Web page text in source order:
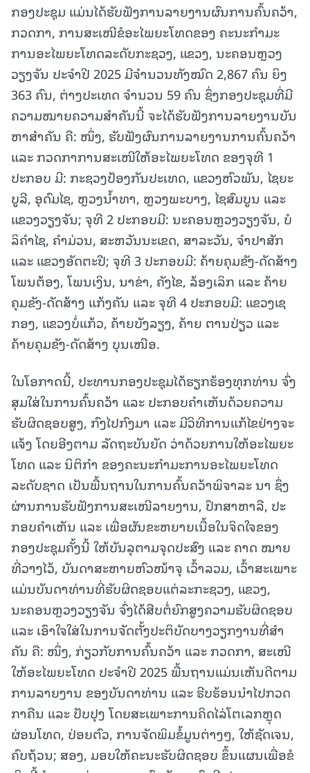
ກອງປະຊຸມ ແມ່ນໄດ້ຮັບຟັງການລາຍງານຜົນການຄົ້ນຄວ້າ,
ກວດກາ, ການສະເໜີຂໍອະໄພຍະໂທດຂອງ ຄະນະກໍາມະ
ການອະໄພຍະໂທດລະດັບກະຊວງ, ແຂວງ, ນະຄອນຫຼວງ
ວຽງຈັນ ປະຈໍາປີ 2025 ມີຈໍານວນທັງໝົດ 2,867 ຄົນ ຍິງ
363 ຄົນ, ຕ່າງປະເທດ ຈຳນວນ 59 ຄົນ ຊຶ່ງກອງປະຊຸມທີ່ມີ
ຄວາມໝາຍຄວາມສໍາຄັນນີ້ ຈະໄດ້ຮັບຟັງການລາຍງານບັນ
ຫາສໍາຄັນ ຄື: ໜຶ່ງ, ຮັບຟັງຜົນການລາຍງານການຄົ້ນຄວ້າ
ແລະ ກວດກາການສະເໜີໃຫ້ອະໄພຍະໂທດ ຂອງຈຸທີ 1
ປະກອບ ມີ: ກະຊວງປ້ອງກັນປະເທດ, ແຂວງຫົວພັນ, ໄຊຍະ
ບູລີ, ອຸດົມໄຊ, ຫຼວງນໍ້າທາ, ຫຼວງພະບາງ, ໄຊສົມບູນ ແລະ
ແຂວງວຽງຈັນ; ຈຸທີ 2 ປະກອບມີ: ນະຄອນຫຼວງວຽງຈັນ, ບໍ
ລິຄໍາໄຊ, ຄໍາມ່ວນ, ສະຫວັນນະເຂດ, ສາລະວັນ, ຈໍາປາສັກ
ແລະ ແຂວງອັດຕະປື; ຈຸທີ 3 ປະກອບມີ: ຄ້າຍຄຸມຂັງ-ດັດສ້າງ
ໂພນຕ້ອງ, ໂພນເງິນ, ນາຂ່າ, ຄັງໄຂ, ລ້ອງເລິກ ແລະ ຄ້າຍ
ຄຸມຂັງ-ດັດສ້າງ ແກ້ງຄັນ ແລະ ຈຸທີ 4 ປະກອບມີ: ແຂວງເຊ
ກອງ, ແຂວງບໍ່ແກ້ວ, ຄ້າຍບັງລຽງ, ຄ້າຍ ຕານປ່ຽວ ແລະ
ຄ້າຍຄຸມຂັງ-ດັດສ້າງ ບຸນເໜືອ.
ໃນໂອກາດນີ້, ປະທານກອງປະຊຸມໄດ້ຮຽກຮ້ອງທຸກທ່ານ ຈົ່ງ
ສຸມໃສ່ໃນການຄົ້ນຄວ້າ ແລະ ປະກອບຄໍາເຫັນດ້ວຍຄວາມ
ຮັບຜິດຊອບສູງ, ກົງໄປກົງມາ ແລະ ມີວິທີການແກ້ໄຂຢ່າງຈະ
ແຈ້ງ ໂດຍອີງຕາມ ລັດຖະບັນຍັດ ວ່າດ້ວຍການໃຫ້ອະໄພຍະ
ໂທດ ແລະ ນິຕິກໍາ ຂອງຄະນະກໍາມະການອະໄພຍະໂທດ
ລະດັບຊາດ ເປັນພື້ນຖານໃນການຄົ້ນຄວ້າພິຈາລະ ນາ ຊຶ່ງ
ຜ່ານການຮັບຟັງການສະເໜີລາຍງານ, ປຶກສາຫາລື, ປະ
ກອບຄໍາເຫັນ ແລະ ເພື່ອຜັນຂະຫຍາຍເນື້ອໃນຈິດໃຈຂອງ
ກອງປະຊຸມຄັ້ງນີ້ ໃຫ້ບັນລຸຕາມຈຸດປະສົງ ແລະ ຄາດ ໝາຍ
ທີ່ວາງໄວ້, ບັນດາສະຫາຍຫົວໜ້າຈຸ ເວົ້າລວມ, ເວົ້າສະເພາະ
ແມ່ນບັນດາທ່ານທີ່ຮັບຜິດຊອບແຕ່ລະກະຊວງ, ແຂວງ,
ນະຄອນຫຼວງວຽງຈັນ ຈົ່ງໄດ້ສືບຕໍ່ຍົກສູງຄວາມຮັບຜິດຊອບ
ແລະ ເອົາໃຈໃສ່ໃນການຈັດຕັ້ງປະຕິບັດບາງວຽກງານທີ່ສໍາ
ຄັນ ຄື: ໜຶ່ງ, ກ່ຽວກັບການຄົ້ນຄວ້າ ແລະ ກວດກາ, ສະເໜີ
ໃຫ້ອະໄພຍະໂທດ ປະຈໍາປີ 2025 ພື້ນຖານແມ່ນເຫັນດີຕາມ
ການລາຍງານ ຂອງບັນດາທ່ານ ແລະ ຮີບຮ້ອນນໍາໄປກວດ
ກາຄືນ ແລະ ປັບປຸງ ໂດຍສະເພາະການຄິດໄລ່ໂຕເລກຫຼຸດ
ຜ່ອນໂທດ, ປ່ອຍຕົວ, ການຈັດພິມຂໍ້ມູນຕ່າງໆ, ໃຫ້ຊັດເຈນ,
ຄົບຖ້ວນ; ສອງ, ມອບໃຫ້ຄະນະຮັບຜິດຊອບ ຂຶ້ນແຜນເພື່ອຂໍ